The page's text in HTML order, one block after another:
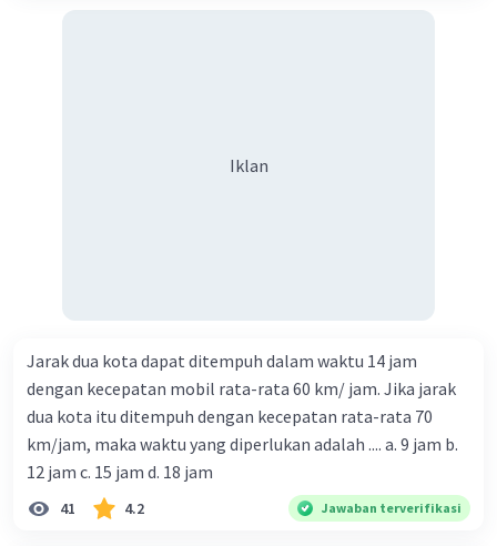
Iklan
Jarak dua kota dapat ditempuh dalam waktu 14 jam
dengan kecepatan mobil rata-rata 60 km/ jam. Jika jarak
dua kota itu ditempuh dengan kecepatan rata-rata 70
km/jam, maka waktu yang diperlukan adalah .... a. 9 jam b.
12 jam c. 15 jam d. 18 jam
41 4.2 Jawaban terverifikasi